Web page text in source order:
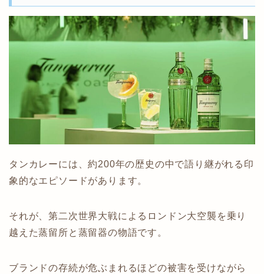
タンカレーには、約200年の歴史の中で語り継がれる印
象的なエピソードがあります。
それが、第二次世界大戦によるロンドン大空襲を乗り
越えた蒸留所と蒸留器の物語です。
ブランドの存続が危ぶまれるほどの被害を受けながら